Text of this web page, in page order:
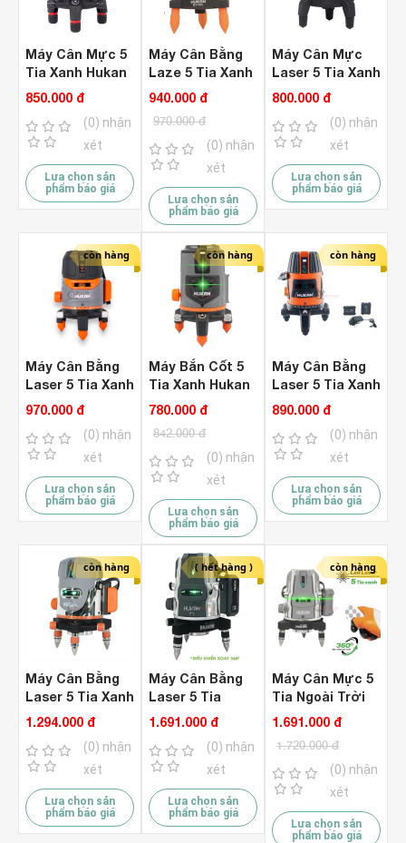
Máy Cân Mực 5
Tia Xanh Hukan
G1-T85
850.000 đ
(0) nhận
xét
Lựa chọn sản
phẩm báo giá
Máy Cân Bằng
Laze 5 Tia Xanh
Hukan G1-T22
940.000 đ
970.000 đ
(0) nhận
xét
Lựa chọn sản
phẩm báo giá
Máy Cân Mực
Laser 5 Tia Xanh
Hukan G1-T82
800.000 đ
(0) nhận
xét
Lựa chọn sản
phẩm báo giá
còn hàng
Máy Cân Bằng
Laser 5 Tia Xanh
Hukan G1-T99
970.000 đ
(0) nhận
xét
Lựa chọn sản
phẩm báo giá
còn hàng
Máy Bắn Cốt 5
Tia Xanh Hukan
G1-T11
780.000 đ
842.000 đ
(0) nhận
xét
Lựa chọn sản
phẩm báo giá
còn hàng
Máy Cân Bằng
Laser 5 Tia Xanh
Hukan G1-T88
890.000 đ
(0) nhận
xét
Lựa chọn sản
phẩm báo giá
còn hàng
Máy Cân Bằng
Laser 5 Tia Xanh
Hukan HK-E64
1.294.000 đ
(0) nhận
xét
Lựa chọn sản
phẩm báo giá
( hết hàng )
Máy Cân Bằng
Laser 5 Tia
Hukan G2-LS300
Xoay 360 Độ )
1.691.000 đ
(0) nhận
xét
Lựa chọn sản
phẩm báo giá
còn hàng
Máy Cân Mực 5
Tia Ngoài Trời
Hukan G2-LS301
Xoay 360° )
1.691.000 đ
1.720.000 đ
(0) nhận
xét
Lựa chọn sản
phẩm báo giá